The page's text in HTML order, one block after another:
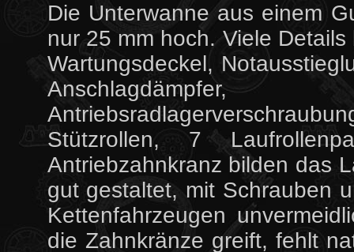
Die Unterwanne aus einem
nur 25 mm hoch. Viele
Wartungsdeckel,
Stützrollen, 7
Antriebzahnkranz bilden das
gut gestaltet, mit Schrauben
Kettenfahrzeugen
die Zahnkränze greift, fehlt